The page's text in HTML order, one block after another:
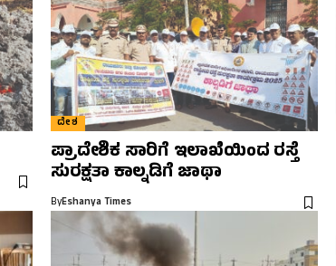
ದೇಶ
ಪ್ರಾದೇಶಿಕ ಸಾರಿಗೆ ಇಲಾಖೆಯಿಂದ ರಸ್ತೆ
ಸುರಕ್ಷತಾ ಕಾಲ್ನಡಿಗೆ ಜಾಥಾ
ByEshanya Times